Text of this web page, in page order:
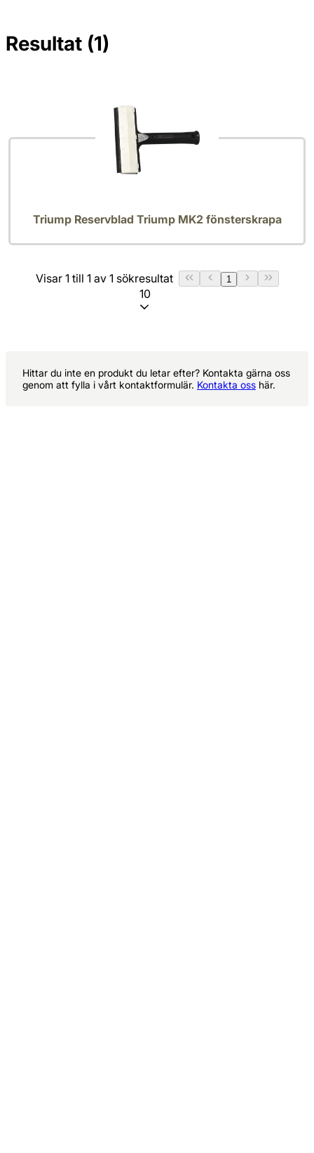
Resultat (1)
Triump Reservblad Triump MK2 fönsterskrapa
Visar 1 till 1 av 1 sökresultat 1
10
Hittar du inte en produkt du letar efter? Kontakta gärna oss
genom att fylla i vårt kontaktformulär. Kontakta oss här.